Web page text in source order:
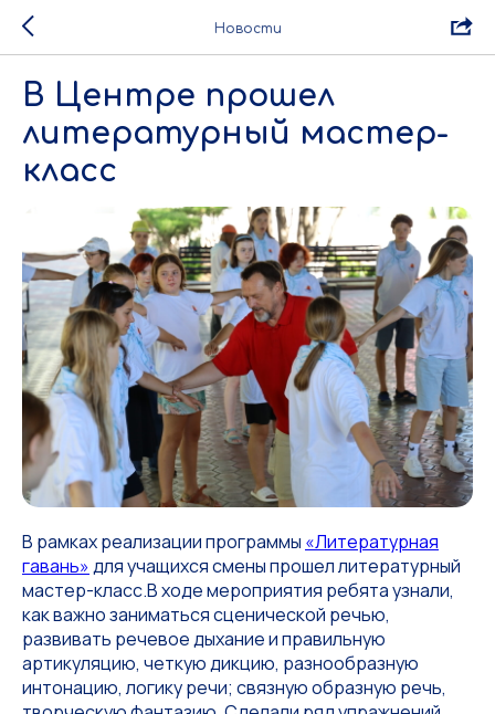
Новости
В Центре прошел
литературный мастер-
класс
В рамках реализации программы «Литературная
гавань»для учащихся смены прошел литературный
мастер-класс.В ходе мероприятия ребята узнали,
как важно заниматься сценической речью,
развивать речевое дыхание и правильную
артикуляцию, четкую дикцию, разнообразную
интонацию, логику речи; связную образную речь,